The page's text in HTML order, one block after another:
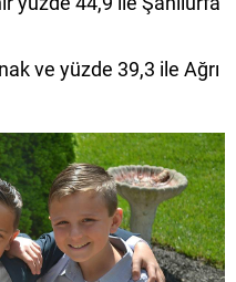
ve yüzde 39,3 ile Ağrı